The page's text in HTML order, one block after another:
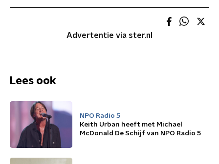
Advertentie via ster.nl
Lees ook
NPO Radio 5
Keith Urban heeft met Michael
McDonald De Schijf van NPO Radio 5